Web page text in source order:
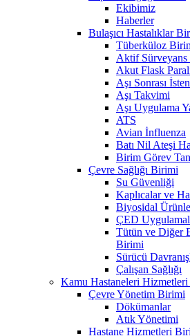
Ekibimiz
Haberler
Bulaşıcı Hastalıklar
Tüberküloz
Aktif Sürveyans
Akut Flask
Aşı Sonrası
Aşı Takvimi
Aşı Uygulama
ATS
Avian İnfluenza
Batı Nil Ateşi
Birim Görev
Çevre Sağlığı Birimi
Su Güvenliği
Kaplıcalar ve
Biyosidal
ÇED
Tütün ve Diğer
Birimi
Sürücü
Çalışan Sağlığı
Kamu Hastaneleri Hizmetleri
Çevre Yönetim Birimi
Dökümanlar
Atık Yönetimi
Hastane Hizmetleri